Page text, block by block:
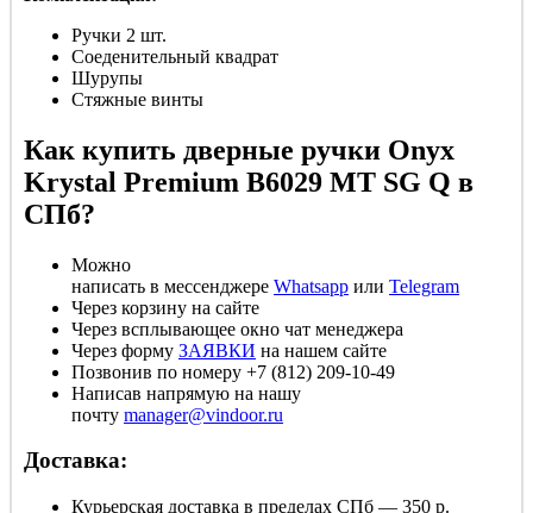
Ручки 2 шт.
Соеденительный квадрат
Шурупы
Стяжные винты
Как купить дверные ручки Onyx
Krystal Premium B6029 MT SG Q в
СПб?
Можно
написать в мессенджере Whatsapp или Telegram
Через корзину на сайте
Через всплывающее окно чат менеджера
Через форму ЗАЯВКИ на нашем сайте
Позвонив по номеру +7 (812) 209-10-49
Написав напрямую на нашу
почту manager@vindoor.ru
Доставка:
Курьерская доставка в пределах СПб — 350 р.